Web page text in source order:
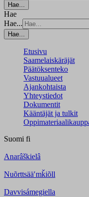
Hae...
Hae
Hae...
Hae...
Etusivu
Saamelaiskäräjät
Päätöksenteko
Vastuualueet
Ajankohtaista
Yhteystiedot
Dokumentit
Kääntäjät ja tulkit
Suomi fi
Anarâškielâ
Nuõrttsääʹmǩiõll
Davvisámegiella